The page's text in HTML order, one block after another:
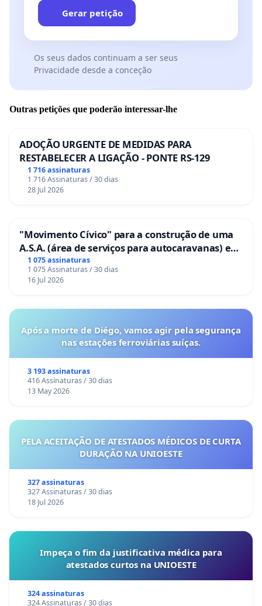
Gerar petição
Os seus dados continuam a ser seus
Privacidade desde a conceção
Outras petições que poderão interessar-lhe
ADOÇÃO URGENTE DE MEDIDAS PARA
RESTABELECER A LIGAÇÃO - PONTE RS-129
1 716 assinaturas
1 716 Assinaturas / 30 dias
28 Jul 2026
"Movimento Cívico" para a construção de uma
A.S.A. (área de serviços para autocaravanas) em
Coimbra
1 075 assinaturas
1 075 Assinaturas / 30 dias
16 Jul 2026
Após a morte de Diégo, vamos agir pela segurança
nas estações ferroviárias suíças.
3 193 assinaturas
416 Assinaturas / 30 dias
13 May 2026
PELA ACEITAÇÃO DE ATESTADOS MÉDICOS DE CURTA
DURAÇÃO NA UNIOESTE
327 assinaturas
327 Assinaturas / 30 dias
18 Jul 2026
Impeça o fim da justificativa médica para
atestados curtos na UNIOESTE
324 assinaturas
324 Assinaturas / 30 dias